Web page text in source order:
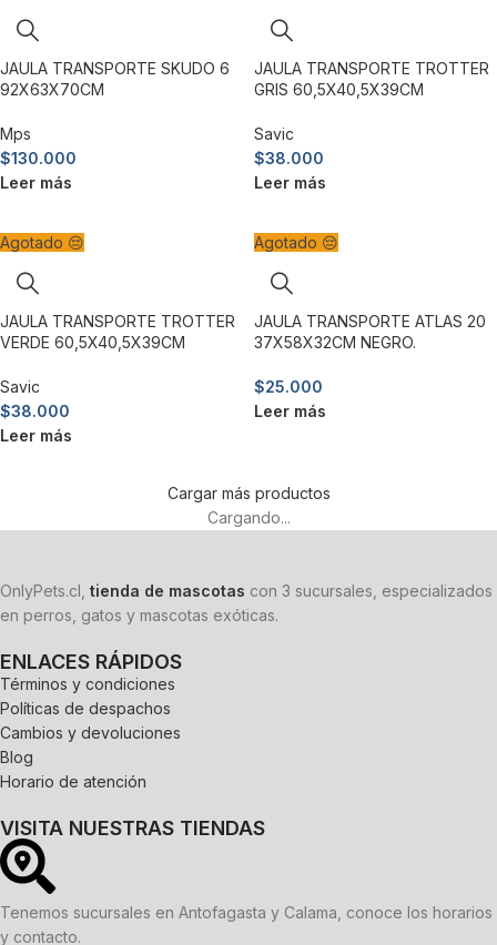
JAULA TRANSPORTE SKUDO 6
92X63X70CM
Mps
$130.000
Leer más
JAULA TRANSPORTE TROTTER
GRIS 60,5X40,5X39CM
Savic
$38.000
Leer más
Agotado 😔
JAULA TRANSPORTE TROTTER
VERDE 60,5X40,5X39CM
Savic
$38.000
Leer más
Agotado 😔
JAULA TRANSPORTE ATLAS 20
37X58X32CM NEGRO.
$25.000
Leer más
Cargar más productos
Cargando...
OnlyPets.cl, tienda de mascotas con 3 sucursales, especializados
en perros, gatos y mascotas exóticas.
ENLACES RÁPIDOS
Términos y condiciones
Políticas de despachos
Cambios y devoluciones
Blog
Horario de atención
VISITA NUESTRAS TIENDAS
Tenemos sucursales en Antofagasta y Calama, conoce los horarios
y contacto.